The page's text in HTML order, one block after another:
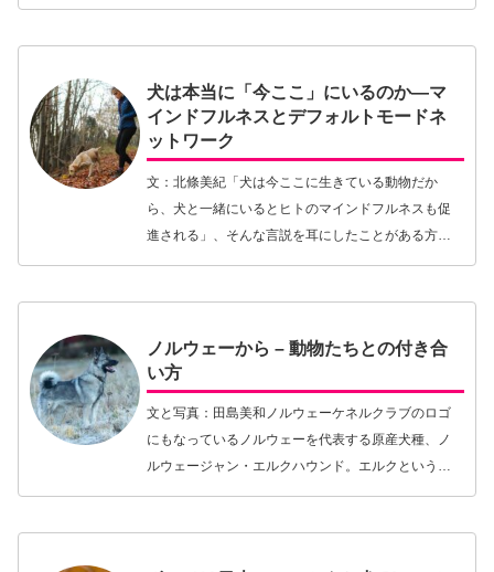
犬は本当に「今ここ」にいるのか—マ
インドフルネスとデフォルトモードネ
ットワーク
文：北條美紀「犬は今ここに生きている動物だか
ら、犬と一緒にいるとヒトのマインドフルネスも促
進される」、そんな言説を耳にしたことがある方も
ノルウェーから – 動物たちとの付き合
い方
文と写真：田島美和ノルウェーケネルクラブのロゴ
にもなっているノルウェーを代表する原産犬種、ノ
ルウェージャン・エルクハウンド。エルクというの
はノルウェー語でヘラジカという意味。ノルウェー